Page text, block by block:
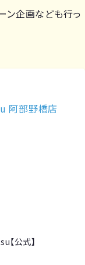
ン企画なども行っ
部野橋店
公式】